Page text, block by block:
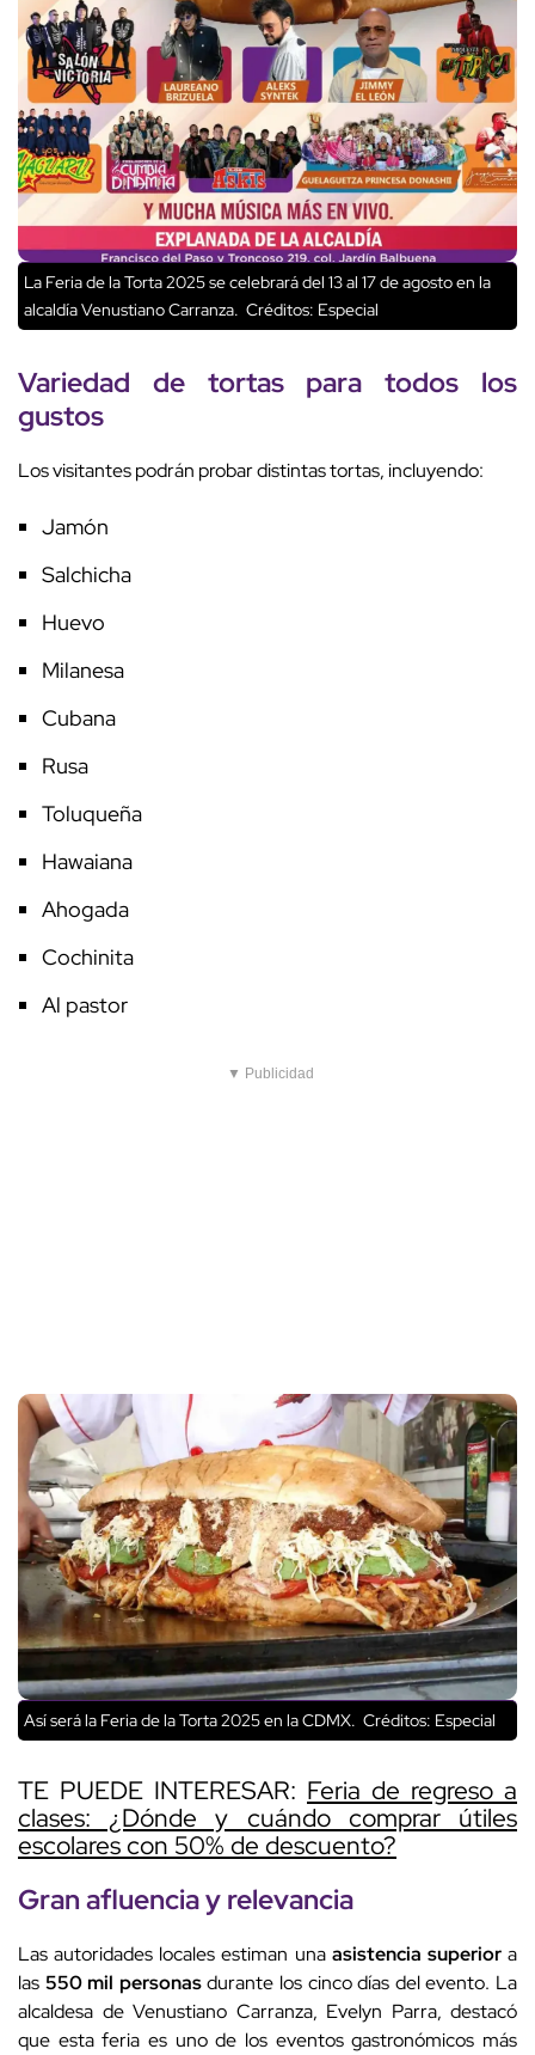
La Feria de la Torta 2025 se celebrará del 13 al 17 de agosto en la
alcaldía Venustiano Carranza. Créditos: Especial
Variedad de tortas para todos los
gustos
Los visitantes podrán probar distintas tortas, incluyendo:
Jamón
Salchicha
Huevo
Milanesa
Cubana
Rusa
Toluqueña
Hawaiana
Ahogada
Cochinita
Al pastor
▼ Publicidad
Así será la Feria de la Torta 2025 en la CDMX. Créditos: Especial
TE PUEDE INTERESAR: Feria de regreso a
clases: ¿Dónde y cuándo comprar útiles
escolares con 50% de descuento?
Gran afluencia y relevancia
Las autoridades locales estiman una asistencia superiora
las 550 mil personasdurante los cinco días del evento. La
alcaldesa de Venustiano Carranza, Evelyn Parra, destacó
que esta feria es uno de los eventos gastronómicos más